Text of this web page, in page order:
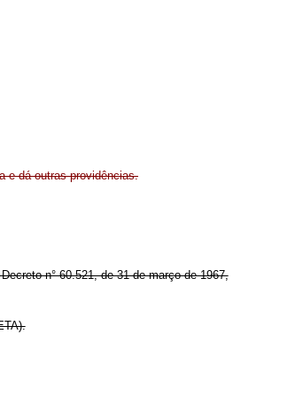
e dá outras providências.
n° 60.521, de 31 de março de 1967,